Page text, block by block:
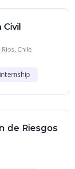
Chile
de Riesgos